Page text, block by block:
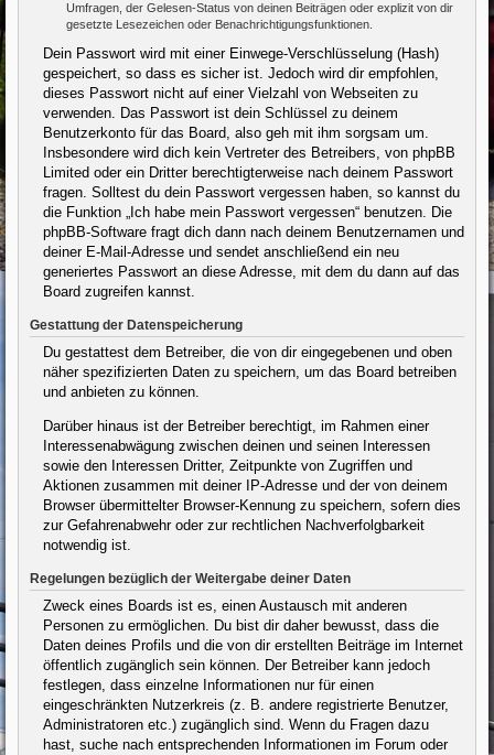
Umfragen, der Gelesen-Status von deinen Beiträgen oder explizit von dir
gesetzte Lesezeichen oder Benachrichtigungsfunktionen.
Dein Passwort wird mit einer Einwege-Verschlüsselung (Hash)
gespeichert, so dass es sicher ist. Jedoch wird dir empfohlen,
dieses Passwort nicht auf einer Vielzahl von Webseiten zu
verwenden. Das Passwort ist dein Schlüssel zu deinem
Benutzerkonto für das Board, also geh mit ihm sorgsam um.
Insbesondere wird dich kein Vertreter des Betreibers, von phpBB
Limited oder ein Dritter berechtigterweise nach deinem Passwort
fragen. Solltest du dein Passwort vergessen haben, so kannst du
die Funktion „Ich habe mein Passwort vergessen“ benutzen. Die
phpBB-Software fragt dich dann nach deinem Benutzernamen und
deiner E-Mail-Adresse und sendet anschließend ein neu
generiertes Passwort an diese Adresse, mit dem du dann auf das
Board zugreifen kannst.
Gestattung der Datenspeicherung
Du gestattest dem Betreiber, die von dir eingegebenen und oben
näher spezifizierten Daten zu speichern, um das Board betreiben
und anbieten zu können.
Darüber hinaus ist der Betreiber berechtigt, im Rahmen einer
Interessenabwägung zwischen deinen und seinen Interessen
sowie den Interessen Dritter, Zeitpunkte von Zugriffen und
Aktionen zusammen mit deiner IP-Adresse und der von deinem
Browser übermittelter Browser-Kennung zu speichern, sofern dies
zur Gefahrenabwehr oder zur rechtlichen Nachverfolgbarkeit
notwendig ist.
Regelungen bezüglich der Weitergabe deiner Daten
Zweck eines Boards ist es, einen Austausch mit anderen
Personen zu ermöglichen. Du bist dir daher bewusst, dass die
Daten deines Profils und die von dir erstellten Beiträge im Internet
öffentlich zugänglich sein können. Der Betreiber kann jedoch
festlegen, dass einzelne Informationen nur für einen
eingeschränkten Nutzerkreis (z. B. andere registrierte Benutzer,
Administratoren etc.) zugänglich sind. Wenn du Fragen dazu
hast, suche nach entsprechenden Informationen im Forum oder